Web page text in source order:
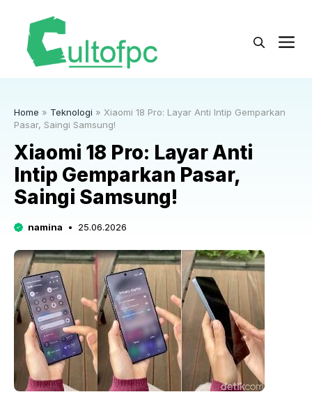
Home » Teknologi » Xiaomi 18 Pro: Layar Anti Intip Gemparkan
Pasar, Saingi Samsung!
Xiaomi 18 Pro: Layar Anti
Intip Gemparkan Pasar,
Saingi Samsung!
namina 25.06.2026